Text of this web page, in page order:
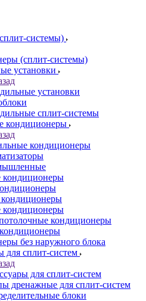
системы)
(сплит-системы)
установки
установки
сплит-системы
кондиционеры
кондиционеры
кондиционеры
кондиционеры
кондиционеры
без наружного блока
для сплит-систем
для сплит-систем
дренажные для сплит-систем
блоки